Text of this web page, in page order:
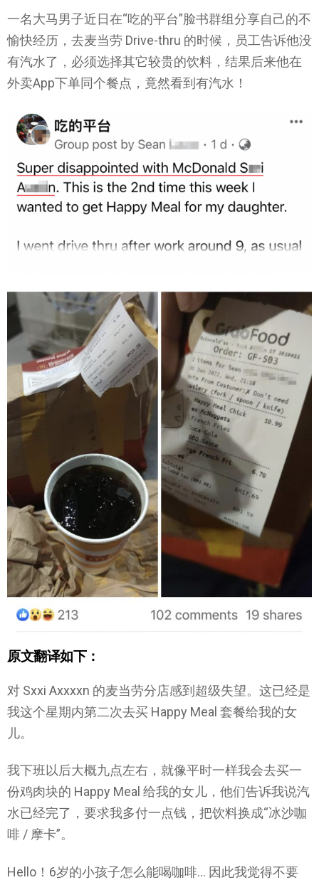
一名大马男子近日在“吃的平台”脸书群组分享自己的不
愉快经历，去麦当劳 Drive-thru 的时候，员工告诉他没
有汽水了，必须选择其它较贵的饮料，结果后来他在
外卖App下单同个餐点，竟然看到有汽水！
原文翻译如下：
对 Sxxi Axxxxn 的麦当劳分店感到超级失望。这已经是
我这个星期内第二次去买 Happy Meal 套餐给我的女
儿。
我下班以后大概九点左右，就像平时一样我会去买一
份鸡肉块的 Happy Meal 给我的女儿，他们告诉我说汽
水已经完了，要求我多付一点钱，把饮料换成“冰沙咖
啡 / 摩卡”。
Hello！6岁的小孩子怎么能喝咖啡… 因此我觉得不要